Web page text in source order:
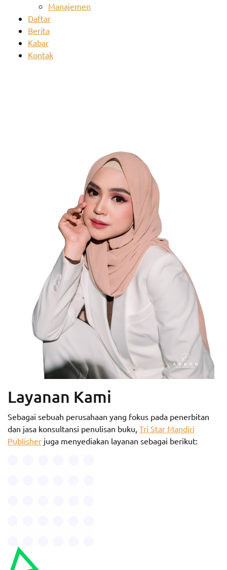
Manajemen
Daftar
Berita
Kabar
Kontak
Layanan Kami
Sebagai sebuah perusahaan yang fokus pada penerbitan
dan jasa konsultansi penulisan buku, Tri Star Mandiri
Publisher juga menyediakan layanan sebagai berikut: